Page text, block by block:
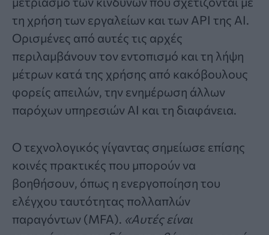
τη χρήση των εργαλείων και των API της AI.
Ορισμένες από αυτές τις αρχές
περιλαμβάνουν τον εντοπισμό και τη λήψη
μέτρων κατά της χρήσης από κακόβουλους
φορείς απειλών, την ενημέρωση άλλων
παρόχων υπηρεσιών AI και τη διαφάνεια.
Ο τεχνολογικός γίγαντας σημείωσε επίσης
κοινές πρακτικές που μπορούν να
βοηθήσουν, όπως η ενεργοποίηση του
ελέγχου ταυτότητας πολλαπλών
παραγόντων (MFA). «Αυτές είναι